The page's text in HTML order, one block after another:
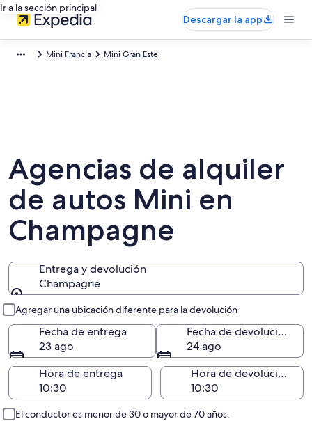
Ir a la sección principal
Descargar la app
Mini Francia Mini Gran Este
Agencias de alquiler
de autos Mini en
Champagne
Entrega y devolución
Champagne
Agregar una ubicación diferente para la devolución
Fecha de entrega
23 ago
Fecha de devolución
24 ago
Hora de entrega
Hora de devolución
El conductor es menor de 30 o mayor de 70 años.